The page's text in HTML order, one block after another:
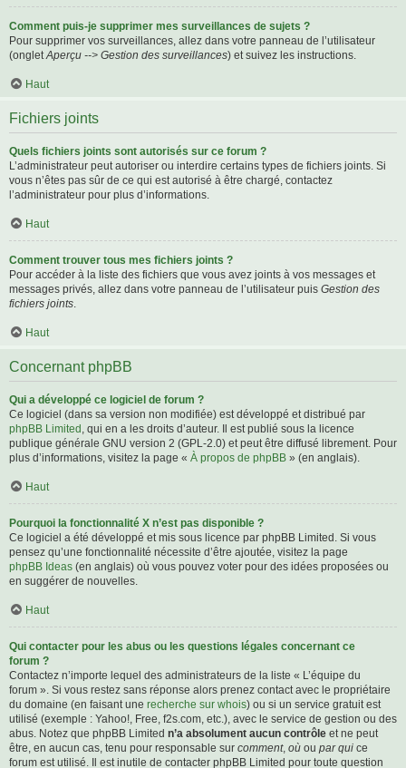
Comment puis-je supprimer mes surveillances de sujets ?
Pour supprimer vos surveillances, allez dans votre panneau de l’utilisateur
(ongletAperçu --> Gestion des surveillances) et suivez les instructions.
Haut
Fichiers joints
Quels fichiers joints sont autorisés sur ce forum ?
L’administrateur peut autoriser ou interdire certains types de fichiers joints. Si
vous n’êtes pas sûr de ce qui est autorisé à être chargé, contactez
l’administrateur pour plus d’informations.
Haut
Comment trouver tous mes fichiers joints ?
Pour accéder à la liste des fichiers que vous avez joints à vos messages et
messages privés, allez dans votre panneau de l’utilisateur puis Gestion des
fichiers joints.
Haut
Concernant phpBB
Qui a développé ce logiciel de forum ?
Ce logiciel (dans sa version non modifiée) est développé et distribué par
phpBB Limited , qui en a les droits d’auteur. Il est publié sous la licence
publique générale GNU version 2 (GPL-2.0) et peut être diffusé librement. Pour
plus d’informations, visitez la page « À propos de phpBB » (en anglais).
Haut
Pourquoi la fonctionnalité X n’est pas disponible ?
Ce logiciel a été développé et mis sous licence par phpBB Limited. Si vous
pensez qu’une fonctionnalité nécessite d’être ajoutée, visitez la page
phpBB Ideas (en anglais) où vous pouvez voter pour des idées proposées ou
en suggérer de nouvelles.
Haut
Qui contacter pour les abus ou les questions légales concernant ce
forum ?
Contactez n’importe lequel des administrateurs de la liste « L’équipe du
forum ». Si vous restez sans réponse alors prenez contact avec le propriétaire
du domaine (en faisant une recherche sur whois) ou si un service gratuit est
utilisé (exemple : Yahoo!, Free, f2s.com, etc.), avec le service de gestion ou des
abus. Notez que phpBB Limited n’a absolument aucun contrôle et ne peut
être, en aucun cas, tenu pour responsable sur comment, où ou par qui ce
forum est utilisé. Il est inutile de contacter phpBB Limited pour toute question